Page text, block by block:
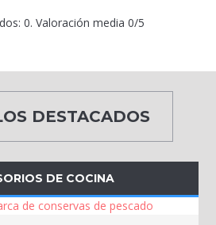
0. Valoración media 0/5
DESTACADOS
DE COCINA